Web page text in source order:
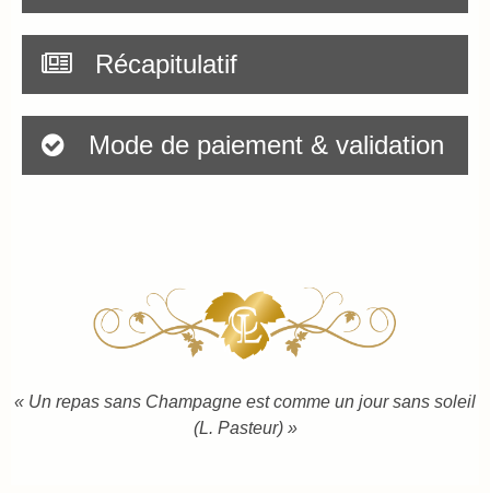
Récapitulatif
Mode de paiement & validation
« Un repas sans Champagne est comme un jour sans soleil
(L. Pasteur) »